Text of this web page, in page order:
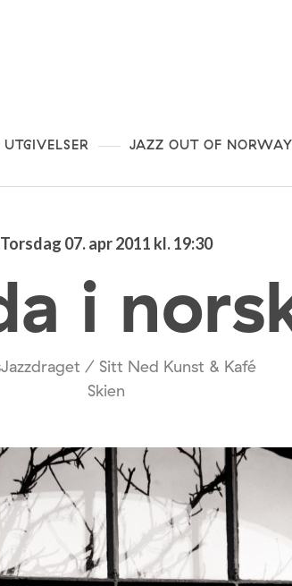
UTGIVELSER JAZZ OUT OF NORWAY
Torsdag 07. apr 2011 kl. 19:30
i
/ Sitt Ned Kunst & Kafé
Skien